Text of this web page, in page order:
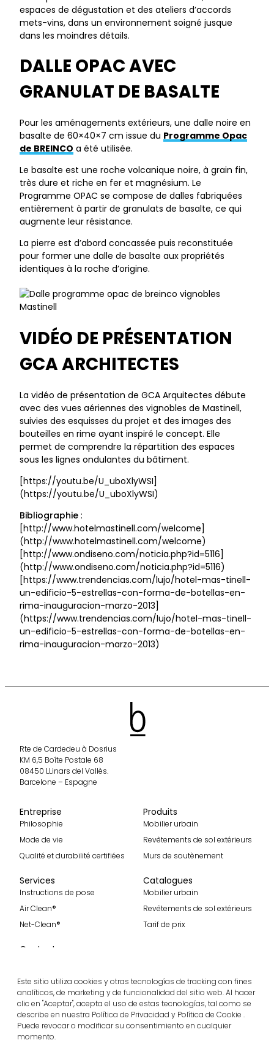
Este sitio utiliza cookies y otras tecnologías de tracking con fines
analíticos, de marketing y de funcionalidad del sitio web. Al hacer
clic en "Aceptar", acepta el uso de estas tecnologías, tal como se
describe en nuestra Política de Privacidad y Política de Cookie .
Puede revocar o modificar su consentimiento en cualquier
momento.
espaces de dégustation et des ateliers d’accords
mets-vins, dans un environnement soigné jusque
dans les moindres détails.
DALLE OPAC AVEC
GRANULAT DE BASALTE
Pour les aménagements extérieurs, une dalle noire en
basalte de 60×40×7 cm issue du Programme Opac
de BREINCO a été utilisée.
Le basalte est une roche volcanique noire, à grain fin,
très dure et riche en fer et magnésium. Le
Programme OPAC se compose de dalles fabriquées
entièrement à partir de granulats de basalte, ce qui
augmente leur résistance.
La pierre est d’abord concassée puis reconstituée
pour former une dalle de basalte aux propriétés
identiques à la roche d’origine.
VIDÉO DE PRÉSENTATION
GCA ARCHITECTES
La vidéo de présentation de GCA Arquitectes débute
avec des vues aériennes des vignobles de Mastinell,
suivies des esquisses du projet et des images des
bouteilles en rime ayant inspiré le concept. Elle
permet de comprendre la répartition des espaces
sous les lignes ondulantes du bâtiment.
[https://youtu.be/U_uboXlyWSI]
(https://youtu.be/U_uboXlyWSI)
Bibliographie :
[http://www.hotelmastinell.com/welcome]
(http://www.hotelmastinell.com/welcome)
[http://www.ondiseno.com/noticia.php?id=5116]
(http://www.ondiseno.com/noticia.php?id=5116)
[https://www.trendencias.com/lujo/hotel-mas-tinell-
un-edificio-5-estrellas-con-forma-de-botellas-en-
rima-inauguracion-marzo-2013]
(https://www.trendencias.com/lujo/hotel-mas-tinell-
un-edificio-5-estrellas-con-forma-de-botellas-en-
rima-inauguracion-marzo-2013)
Rte de Cardedeu à Dosrius
KM 6,5 Boîte Postale 68
08450 LLinars del Vallès.
Barcelone – Espagne
Entreprise
Philosophie
Mode de vie
Qualité et durabilité certifiées
Produits
Mobilier urbain
Revêtements de sol extérieurs
Murs de soutènement
Services
Instructions de pose
Air Clean®
Net-Clean®
Catalogues
Mobilier urbain
Revêtements de sol extérieurs
Tarif de prix
Contact
Rejoignez-nous
Recevez nos dernières actualités